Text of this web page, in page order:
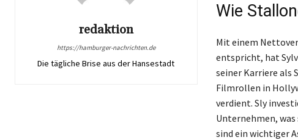
redaktion
https://hamburger-nachrichten.de
Die tägliche Brise aus der Hansestadt
Wie
Mit einem
entspricht, hat
seiner Karriere als
Filmrollen in
verdient. Sly
Unternehmen,
sind ein wichtiger